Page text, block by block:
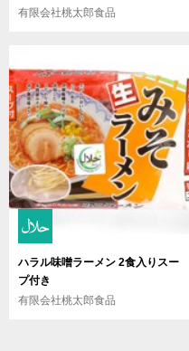
有限会社桃太郎食品
ハラル味噌ラーメン 2食入りスー
プ付き
有限会社桃太郎食品